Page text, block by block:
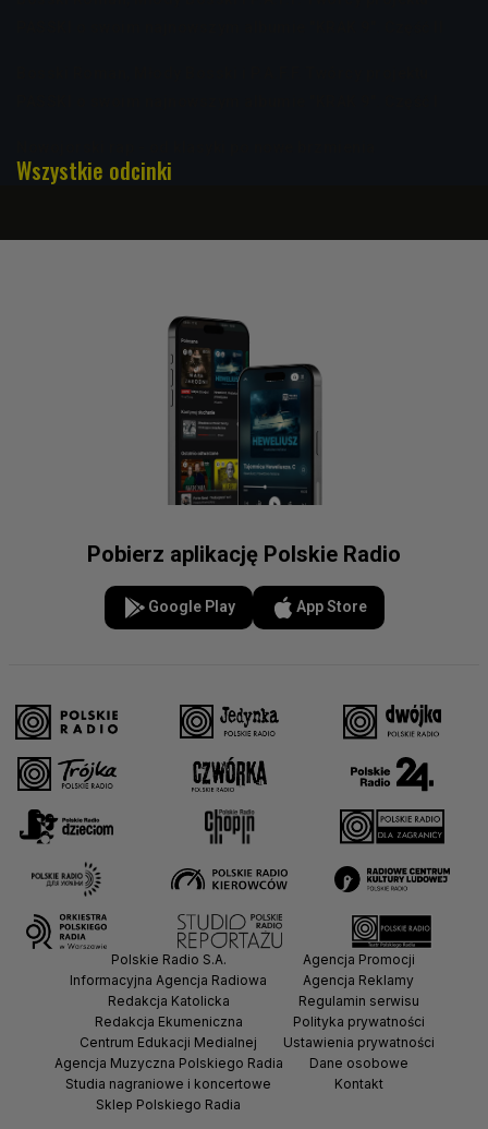
Wszystkie odcinki
Pobierz aplikację Polskie Radio
Google Play App Store
Polskie Radio S.A.
Informacyjna Agencja Radiowa
Redakcja Katolicka
Redakcja Ekumeniczna
Centrum Edukacji Medialnej
Agencja Muzyczna Polskiego Radia
Studia nagraniowe i koncertowe
Sklep Polskiego Radia
Agencja Promocji
Agencja Reklamy
Regulamin serwisu
Polityka prywatności
Ustawienia prywatności
Dane osobowe
Kontakt